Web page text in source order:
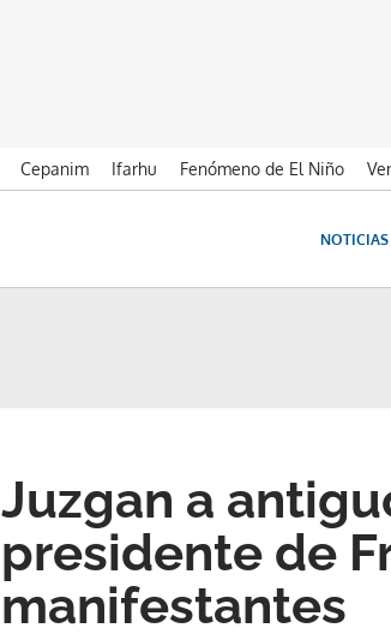
Cepanim Ifarhu Fenómeno de El Niño
NOTICIAS
Juzgan a
presidente de
manifestantes